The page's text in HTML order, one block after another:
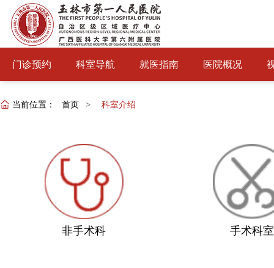
门诊预约 科室导航 就医指南 医院概况
当前位置： 首页 > 科室介绍
非手术科 手术科室